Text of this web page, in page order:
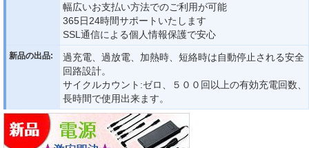
幅広いお支払い方法でのご利用が可能
365日24時間サポートいたします
SSL通信による個人情報保護で安心
新品の出品:
過充電、過放電、加熱時、短絡時は自動停止される安全
回路設計。
サイクルカウント:ゼロ、５００回以上の有効充電回数、
長時間で使用出来ます。